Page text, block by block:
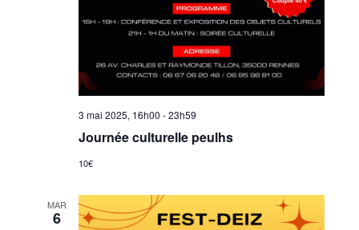
3 mai 2025, 16h00 -23h59
Journée culturelle peulhs
10€
MAR
6